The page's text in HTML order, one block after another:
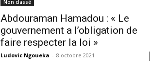
Non classé
Abdouraman Hamadou : « Le
gouvernement a l’obligation de
faire respecter la loi »
Ludovic Ngoueka - 8 octobre 2021